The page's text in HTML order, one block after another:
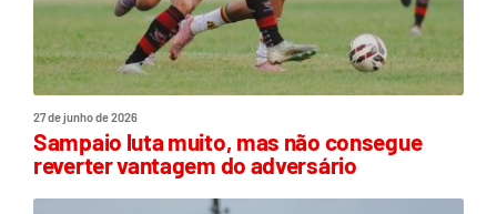
27 de junho de 2026
Sampaio luta muito, mas não consegue
reverter vantagem do adversário